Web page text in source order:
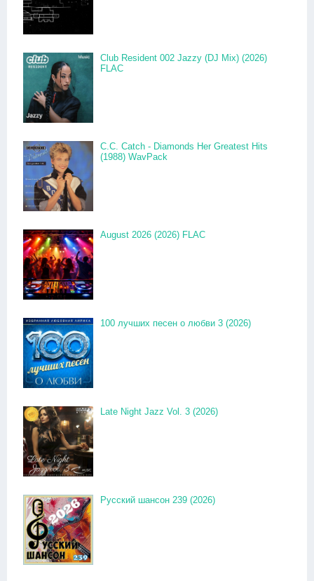
Club Resident 002 Jazzy (DJ Mix) (2026)
FLAC
C.C. Catch - Diamonds Her Greatest Hits
(1988) WavPack
August 2026 (2026) FLAC
100 лучших песен о любви 3 (2026)
Late Night Jazz Vol. 3 (2026)
Русский шансон 239 (2026)